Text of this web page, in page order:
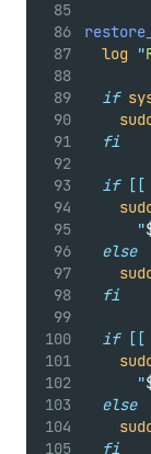
log
"
if
fi
if [[
"
else
fi
if [[
"
else
fi